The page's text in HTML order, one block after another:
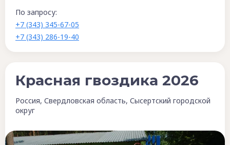
По запросу:
+7 (343) 345-67-05
+7 (343) 286-19-40
Красная гвоздика 2026
Россия, Свердловская область, Сысертский городской
округ